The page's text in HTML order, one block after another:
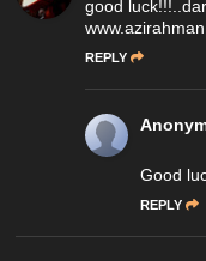
good
REPLY
Good
REPLY